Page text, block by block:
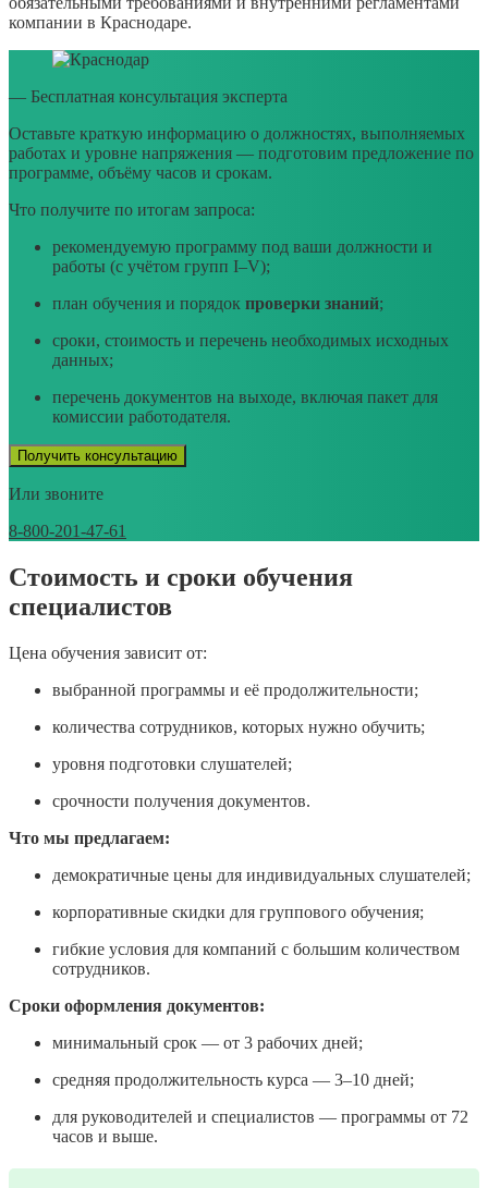
компании в Краснодаре.
— Бесплатная консультация эксперта
Оставьте краткую информацию о должностях, выполняемых
работах и уровне напряжения — подготовим предложение по
программе, объёму часов и срокам.
Что получите по итогам запроса:
рекомендуемую программу под ваши должности и
работы (с учётом групп I–V);
план обучения и порядок проверки знаний;
сроки, стоимость и перечень необходимых исходных
данных;
перечень документов на выходе, включая пакет для
комиссии работодателя.
Получить консультацию
Или звоните
8-800-201-47-61
Стоимость и сроки обучения
специалистов
Цена обучения зависит от:
выбранной программы и её продолжительности;
количества сотрудников, которых нужно обучить;
уровня подготовки слушателей;
срочности получения документов.
Что мы предлагаем:
демократичные цены для индивидуальных слушателей;
корпоративные скидки для группового обучения;
гибкие условия для компаний с большим количеством
сотрудников.
Сроки оформления документов:
минимальный срок — от 3 рабочих дней;
средняя продолжительность курса — 3–10 дней;
для руководителей и специалистов — программы от 72
часов и выше.